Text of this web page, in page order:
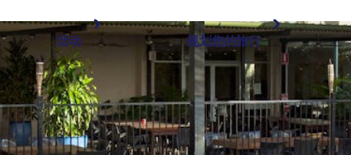
最受欢迎目的地 内陆和户外 按地区探索
活动
体验 旅行者类型 精选榜单
规划您的旅行
规划和预订 实用信息 规划工具
搜索: